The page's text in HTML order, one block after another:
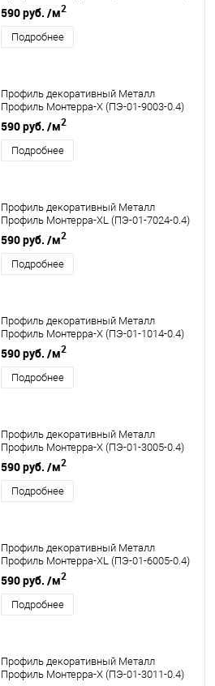
590 руб. /м2
Подробнее
Профиль декоративный Металл
Профиль Монтерра-X (ПЭ-01-9003-0.4)
590 руб. /м2
Подробнее
Профиль декоративный Металл
Профиль Монтерра-XL (ПЭ-01-7024-0.4)
590 руб. /м2
Подробнее
Профиль декоративный Металл
Профиль Монтерра-X (ПЭ-01-1014-0.4)
590 руб. /м2
Подробнее
Профиль декоративный Металл
Профиль Монтерра-X (ПЭ-01-3005-0.4)
590 руб. /м2
Подробнее
Профиль декоративный Металл
Профиль Монтерра-XL (ПЭ-01-6005-0.4)
590 руб. /м2
Подробнее
Профиль декоративный Металл
Профиль Монтерра-X (ПЭ-01-3011-0.4)